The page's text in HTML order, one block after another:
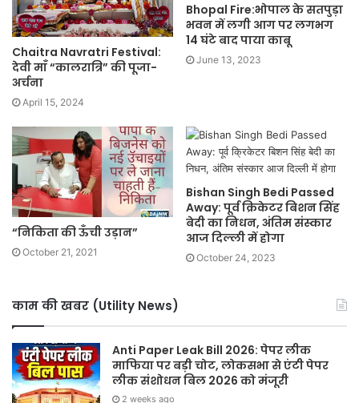
Chaitra Navratri Festival:
देवी माँ “कालरात्रि” की पूजा-
अर्चना
April 15, 2024
Bhopal Fire:भोपाल के सतपुड़ा
भवन में लगी आग पर लगभग
14 घंटे बाद पाया काबू
June 13, 2023
“निकिता की ऊँची उड़ान”
October 21, 2021
Bishan Singh Bedi Passed
Away: पूर्व क्रिकेटर बिशन सिंह
बेदी का निधन, अंतिम संस्कार
आज दिल्ली में होगा
October 24, 2023
काम की खबर (Utility News)
Anti Paper Leak Bill 2026: पेपर लीक
माफिया पर बड़ी चोट, लोकसभा से एंटी पेपर
लीक संशोधन बिल 2026 को मंजूरी
2 weeks ago